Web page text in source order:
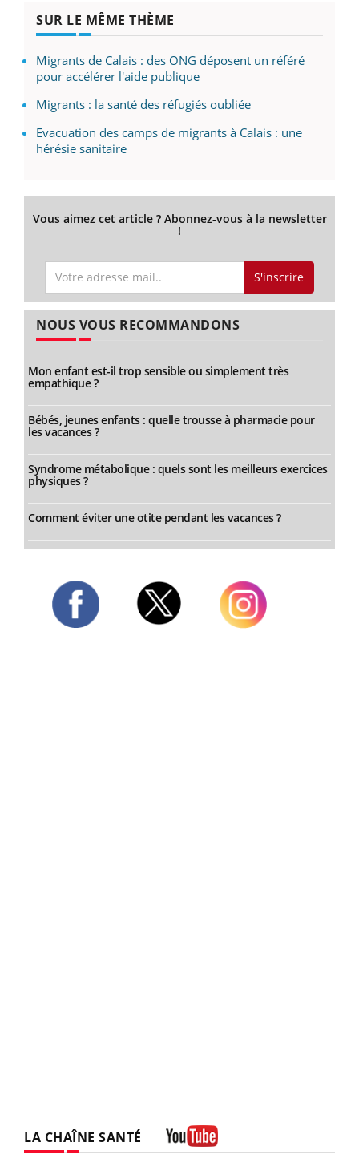
SUR LE MÊME THÈME
Migrants de Calais : des ONG déposent un référé
pour accélérer l'aide publique
Migrants : la santé des réfugiés oubliée
Evacuation des camps de migrants à Calais : une
hérésie sanitaire
Vous aimez cet article ? Abonnez-vous à la newsletter
!
S'inscrire
NOUS VOUS RECOMMANDONS
Mon enfant est-il trop sensible ou simplement très
empathique ?
Bébés, jeunes enfants : quelle trousse à pharmacie pour
les vacances ?
Syndrome métabolique : quels sont les meilleurs exercices
physiques ?
Comment éviter une otite pendant les vacances ?
LA CHAÎNE SANTÉ